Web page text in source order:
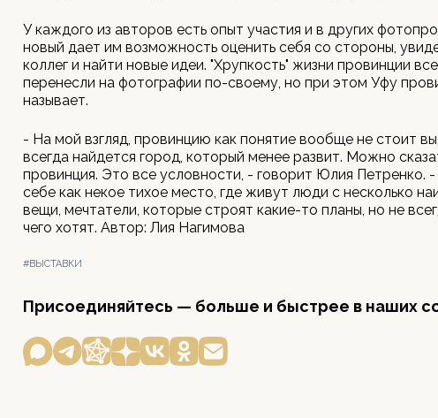
У каждого из авторов есть опыт участия и в других
новый дает им возможность оценить себя со стороны,
коллег и найти новые идеи. "Хрупкость" жизни провинции
перенесли на фотографии по-своему, но при этом Уфу
называет.
- На мой взгляд, провинцию как понятие вообще не стоит
всегда найдется город, который менее развит. Можно
провинция. Это все условности, - говорит Юлия Петренко.
себе как некое тихое место, где живут люди с несколько
вещи, мечтатели, которые строят какие-то планы, но не
чего хотят. Автор: Лия Нагимова
#ВЫСТАВКИ
Присоединяйтесь — больше и быстрее в наших